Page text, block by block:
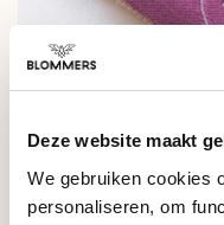
Deze website maakt
We gebruiken cookies
personaliseren, om